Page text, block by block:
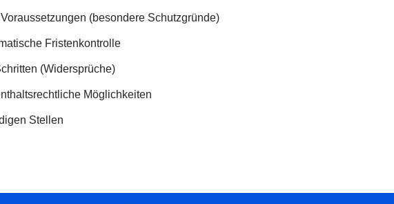
(besondere Schutzgründe)
Fristenkontrolle
(Widersprüche)
Möglichkeiten
Stellen